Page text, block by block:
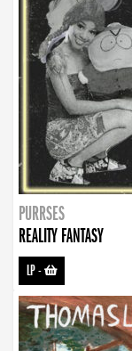
PURRSES
REALITY FANTASY
LP-